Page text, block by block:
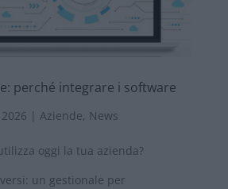
perché integrare i software
| Aziende, News
oggi la tua azienda?
un gestionale per